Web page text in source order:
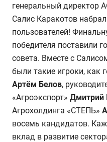
генеральный директор
Салис Каракотов набрал
пользователей!
победителя поставили
совета. Вместе с
были такие игроки, как
Артём Белов,
«Агроэкспорт» Дмитрий
Агрохолдинга «СТЕПЬ»
восемь кандидатов.
вклад в развитие